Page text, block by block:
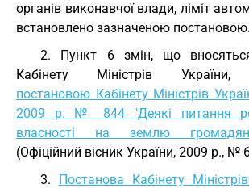
органів виконавчої влади, ліміт
встановлено зазначеною постановою.
2. Пункт 6 змін, що
Кабінету Міністрів України,
постановою Кабінету Міністрів
2009 р. № 844 "Деякі питання
власності на землю
(Офіційний вісник України, 2009 р., №
3. Постанова Кабінету